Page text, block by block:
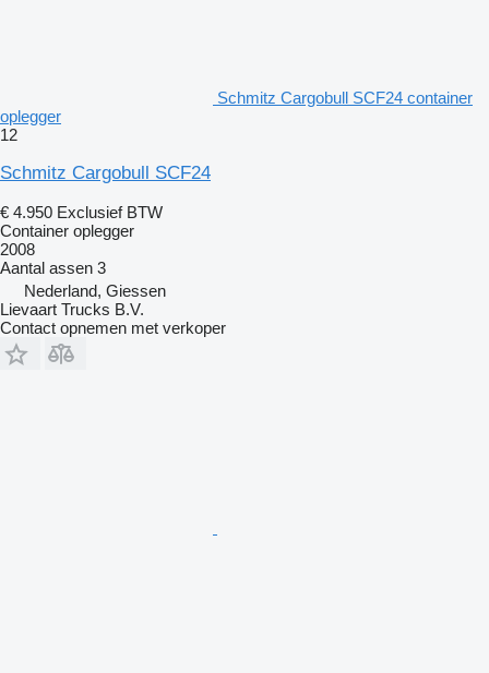
Schmitz Cargobull SCF24 container
oplegger
12
Schmitz Cargobull SCF24
€ 4.950 Exclusief BTW
Container oplegger
2008
Aantal assen 3
Nederland, Giessen
Lievaart Trucks B.V.
Contact opnemen met verkoper